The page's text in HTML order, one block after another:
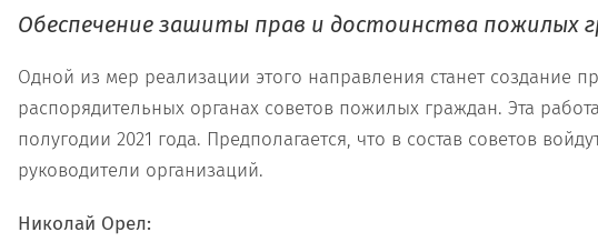
Обеспечение зашиты прав и достоинства пожилых
Одной из мер реализации этого направления станет создание
распорядительных органах советов пожилых граждан. Эта
полугодии 2021 года. Предполагается, что в состав советов
руководители организаций.
Николай Орел: